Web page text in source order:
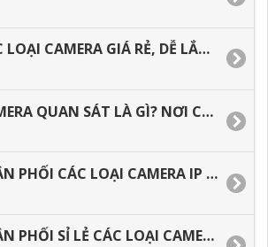
CÁC LOẠI CAMERA GIÁ RẺ, DỄ LẮP DẶT CHO GIA ĐÌNH.
CAMERA QUAN SÁT LÀ GÌ? NƠI CUNG CẤP CAMERA GIÁ RẺ CHO ĐẠI LÝ
PHÂN PHỐI CÁC LOẠI CAMERA IP WIFI GIÁ RẺ TẠI BÌNH DƯƠNG
PHÂN PHỐI SỈ LẺ CÁC LOẠI CAMERA IP WIFI GIÁ RẺ TẠI TP.HCM